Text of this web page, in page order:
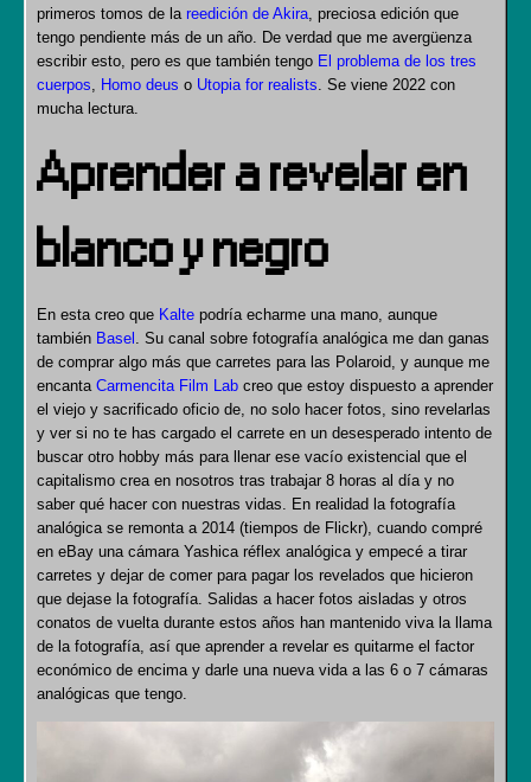
primeros tomos de la reedición de Akira, preciosa edición que
tengo pendiente más de un año. De verdad que me avergüenza
escribir esto, pero es que también tengo El problema de los tres
cuerpos, Homo deus o Utopia for realists. Se viene 2022 con
mucha lectura.
Aprender a revelar en
blanco y negro
En esta creo que Kalte podría echarme una mano, aunque
también Basel . Su canal sobre fotografía analógica me dan ganas
de comprar algo más que carretes para las Polaroid, y aunque me
encanta Carmencita Film Lab creo que estoy dispuesto a aprender
el viejo y sacrificado oficio de, no solo hacer fotos, sino revelarlas
y ver si no te has cargado el carrete en un desesperado intento de
buscar otro hobby más para llenar ese vacío existencial que el
capitalismo crea en nosotros tras trabajar 8 horas al día y no
saber qué hacer con nuestras vidas. En realidad la fotografía
analógica se remonta a 2014 (tiempos de Flickr), cuando compré
en eBay una cámara Yashica réflex analógica y empecé a tirar
carretes y dejar de comer para pagar los revelados que hicieron
que dejase la fotografía. Salidas a hacer fotos aisladas y otros
conatos de vuelta durante estos años han mantenido viva la llama
de la fotografía, así que aprender a revelar es quitarme el factor
económico de encima y darle una nueva vida a las 6 o 7 cámaras
analógicas que tengo.